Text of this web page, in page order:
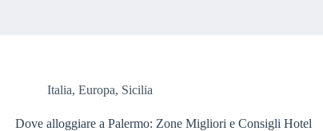
Italia,Europa, Sicilia
Dove alloggiare a Palermo: Zone Migliori e Consigli Hotel